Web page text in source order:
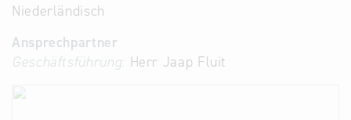
Niederländisch
Ansprechpartner
Geschäftsführung: Herr Jaap Fluit